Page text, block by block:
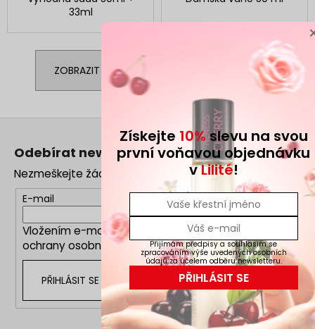
33ml
ZOBRAZIT VŠECHNY SOUVISEJÍCÍ PRODUKTY
Odebírat newsletter
Nezmeškejte žádné novinky či slevy!
E-mail
Vložením e-mailu souhlasíte s
podmínkami
ochrany osobních údajů
PŘIHLÁSIT SE
Získejte 10%slevu na svou
první voňavou objednávku
vLilité!
Přijímám předpisy a souhlasím se
zpracováním výše uvedených osobních
údajů za účelem odběru newsletteru.
PŘIHLÁSIT SE